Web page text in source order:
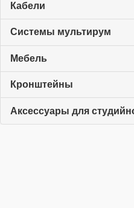
Кабели
Системы мультирум
Мебель
Кронштейны
Аксессуары для